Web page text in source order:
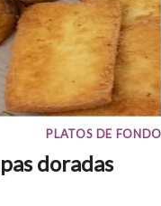
PLATOS DE FONDO
doradas